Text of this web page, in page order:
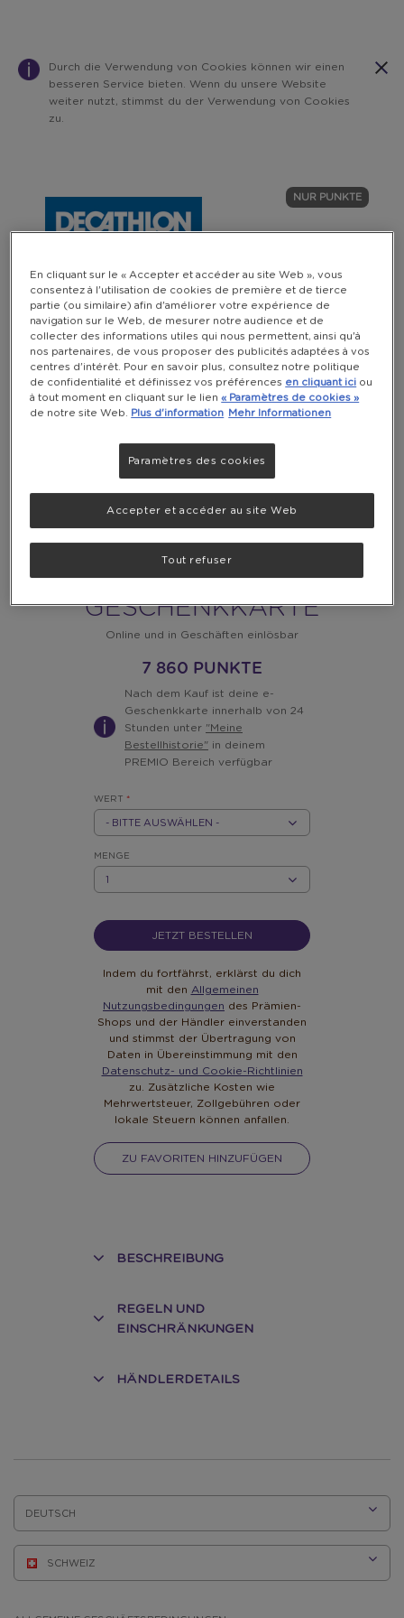
Durch die Verwendung von Cookies können wir einen
besseren Service bieten. Wenn du unsere Website
weiter nutzt, stimmst du der Verwendung von Cookies
zu.
changed
successfully!
NUR PUNKTE
DECATHLON E-
GESCHENKKARTE
Online und in Geschäften einlösbar
7 860 PUNKTE
Nach dem Kauf ist deine e-
Geschenkkarte innerhalb von 24
Stunden unter "Meine
Bestellhistorie" in deinem
PREMIO Bereich verfügbar
WERT *
20
MENGE
JETZT BESTELLEN
Indem du fortfährst, erklärst du dich
mit den Allgemeinen
Nutzungsbedingungen des Prämien-
Shops und der Händler einverstanden
und stimmst der Übertragung von
Daten in Übereinstimmung mit den
Datenschutz- und Cookie-Richtlinien
zu. Zusätzliche Kosten wie
Mehrwertsteuer, Zollgebühren oder
lokale Steuern können anfallen.
ZU FAVORITEN HINZUFÜGEN
BESCHREIBUNG
REGELN UND
EINSCHRÄNKUNGEN
HÄNDLERDETAILS
SPRACHE:
En cliquant sur le « Accepter et accéder au site Web », vous
consentez à l'utilisation de cookies de première et de tierce
partie (ou similaire) afin d'améliorer votre expérience de
navigation sur le Web, de mesurer notre audience et de
collecter des informations utiles qui nous permettent, ainsi qu'à
nos partenaires, de vous proposer des publicités adaptées à vos
centres d'intérêt. Pour en savoir plus, consultez notre politique
de confidentialité et définissez vos préférences en cliquant ici ou
à tout moment en cliquant sur le lien« Paramètres de cookies »
de notre site Web.
Plus d'information Mehr Informationen
Paramètres des cookies
Tout refuser
Accepter et accéder au site Web